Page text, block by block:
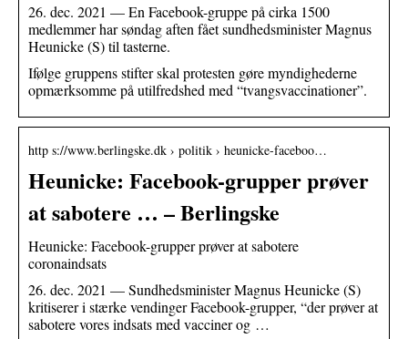
26. dec. 2021 — En Facebook-gruppe på cirka 1500
medlemmer har søndag aften fået sundhedsminister Magnus
Heunicke (S) til tasterne.
Ifølge gruppens stifter skal protesten gøre myndighederne
opmærksomme på utilfredshed med “tvangsvaccinationer”.
http s://www.berlingske.dk › politik › heunicke-faceboo…
Heunicke: Facebook-grupper prøver
at sabotere … – Berlingske
Heunicke: Facebook-grupper prøver at sabotere
coronaindsats
26. dec. 2021 — Sundhedsminister Magnus Heunicke (S)
kritiserer i stærke vendinger Facebook-grupper, “der prøver at
sabotere vores indsats med vacciner og …